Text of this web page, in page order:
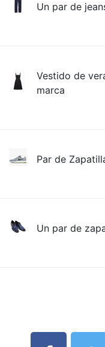
Un par de
Vestido de
marca
Par de
Un par de